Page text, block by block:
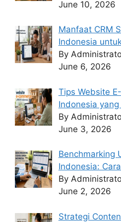
June 10, 2026
Manfaat CRM
Indonesia
By
June 6, 2026
Tips Website
Indonesia
By
June 3, 2026
Benchmarking
Indonesia:
By
June 2, 2026
Strategi